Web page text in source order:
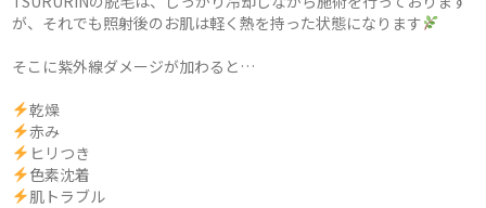
が、それでも照射後のお肌は軽く熱を持った状態になります
そこに紫外線ダメージが加わると…
乾燥
赤み
ヒリつき
色素沈着
肌トラブル